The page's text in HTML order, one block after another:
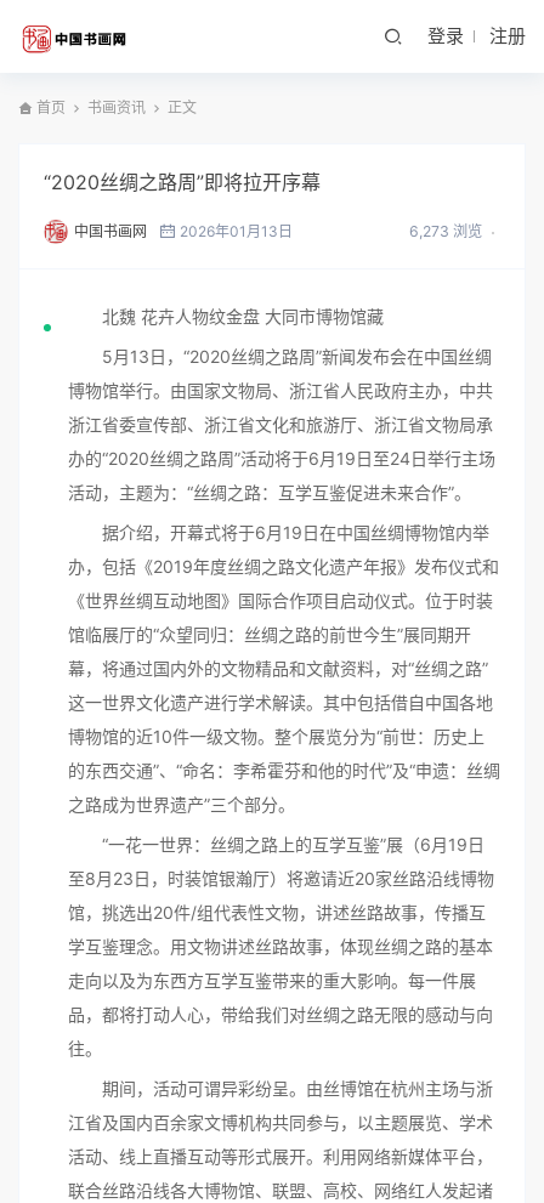
登录 注册
首页 书画资讯 正文
“2020丝绸之路周”即将拉开序幕
中国书画网 2026年01月13日 6,273 浏览
北魏 花卉人物纹金盘 大同市博物馆藏
5月13日，“2020丝绸之路周”新闻发布会在中国丝绸
博物馆举行。由国家文物局、浙江省人民政府主办，中共
浙江省委宣传部、浙江省文化和旅游厅、浙江省文物局承
办的“2020丝绸之路周”活动将于6月19日至24日举行主场
活动，主题为：“丝绸之路：互学互鉴促进未来合作”。
据介绍，开幕式将于6月19日在中国丝绸博物馆内举
办，包括《2019年度丝绸之路文化遗产年报》发布仪式和
《世界丝绸互动地图》国际合作项目启动仪式。位于时装
馆临展厅的“众望同归：丝绸之路的前世今生”展同期开
幕，将通过国内外的文物精品和文献资料，对“丝绸之路”
这一世界文化遗产进行学术解读。其中包括借自中国各地
博物馆的近10件一级文物。整个展览分为“前世：历史上
的东西交通”、“命名：李希霍芬和他的时代”及“申遗：丝绸
之路成为世界遗产”三个部分。
“一花一世界：丝绸之路上的互学互鉴”展（6月19日
至8月23日，时装馆银瀚厅）将邀请近20家丝路沿线博物
馆，挑选出20件/组代表性文物，讲述丝路故事，传播互
学互鉴理念。用文物讲述丝路故事，体现丝绸之路的基本
走向以及为东西方互学互鉴带来的重大影响。每一件展
品，都将打动人心，带给我们对丝绸之路无限的感动与向
往。
期间，活动可谓异彩纷呈。由丝博馆在杭州主场与浙
江省及国内百余家文博机构共同参与，以主题展览、学术
活动、线上直播互动等形式展开。利用网络新媒体平台，
联合丝路沿线各大博物馆、联盟、高校、网络红人发起诸